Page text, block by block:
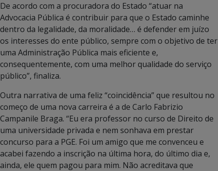
De acordo com a procuradora do Estado “atuar na
Advocacia Pública é contribuir para que o Estado caminhe
dentro da legalidade, da moralidade… é defender em juízo
os interesses do ente público, sempre com o objetivo de ter
uma Administração Pública mais eficiente e,
consequentemente, com uma melhor qualidade do serviço
público”, finaliza.
Outra narrativa de uma feliz “coincidência” que resultou no
começo de uma nova carreira é a de Carlo Fabrizio
Campanile Braga. “Eu era professor no curso de Direito de
uma universidade privada e nem sonhava em prestar
concurso para a PGE. Foi um amigo que me convenceu e
acabei fazendo a inscrição na última hora, do último dia e,
ainda, ele quem pagou para mim. Não acreditava que